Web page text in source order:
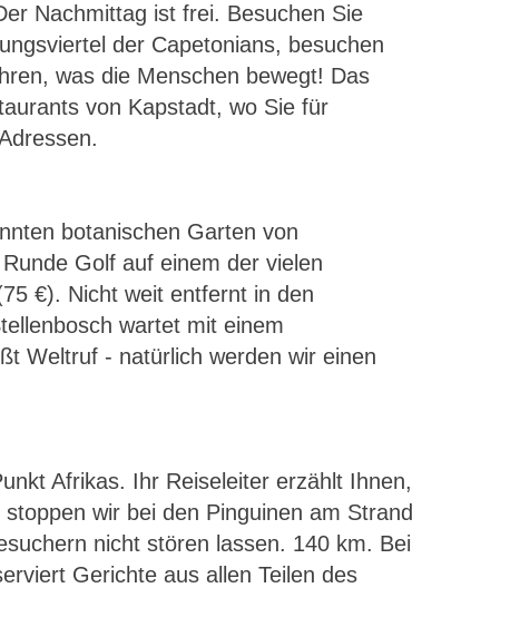
Nachmittag ist frei. Besuchen Sie
der Capetonians, besuchen
was die Menschen bewegt! Das
von Kapstadt, wo Sie für
botanischen Garten von
Golf auf einem der vielen
€). Nicht weit entfernt in den
wartet mit einem
Weltruf - natürlich werden wir einen
Afrikas. Ihr Reiseleiter erzählt Ihnen,
wir bei den Pinguinen am Strand
nicht stören lassen. 140 km. Bei
Gerichte aus allen Teilen des